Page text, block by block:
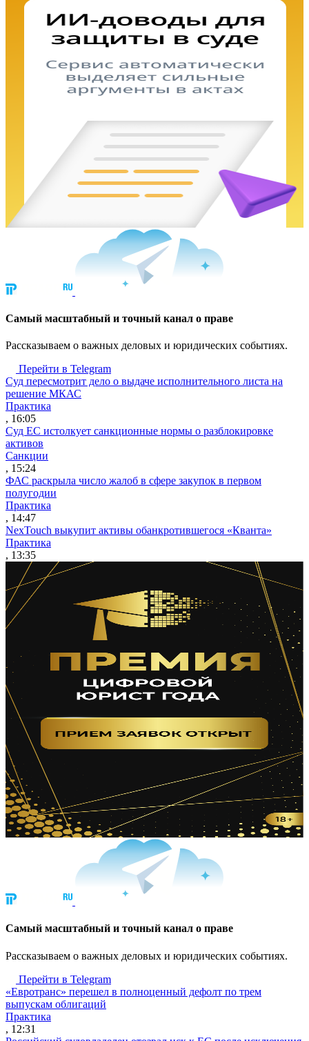
Cамый масштабный и точный канал о праве
Рассказываем о важных деловых и юридических событиях.
Перейти в Telegram
Суд пересмотрит дело о выдаче исполнительного листа на
решение МКАС
Практика
, 16:05
Суд ЕС истолкует санкционные нормы о разблокировке
активов
Санкции
, 15:24
ФАС раскрыла число жалоб в сфере закупок в первом
полугодии
Практика
, 14:47
NexTouch выкупит активы обанкротившегося «Кванта»
Практика
, 13:35
Cамый масштабный и точный канал о праве
Рассказываем о важных деловых и юридических событиях.
Перейти в Telegram
«Евротранс» перешел в полноценный дефолт по трем
выпускам облигаций
Практика
, 12:31